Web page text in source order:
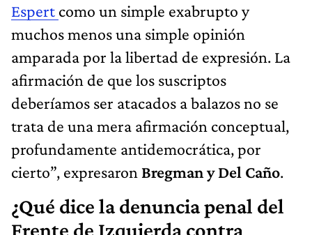
Espert como un simple exabrupto y
muchos menos una simple opinión
amparada por la libertad de expresión. La
afirmación de que los suscriptos
deberíamos ser atacados a balazos no se
trata de una mera afirmación conceptual,
profundamente antidemocrática, por
cierto”, expresaron Bregman y Del Caño.
¿Qué dice la denuncia penal del
Frente de Izquierda contra